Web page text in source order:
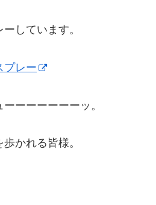
しています。
プレー
ーーーーーーッ。
かれる皆様。